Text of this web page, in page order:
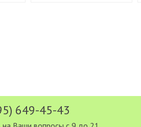
649-45-43